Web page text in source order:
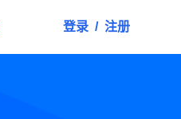
登录 / 注册